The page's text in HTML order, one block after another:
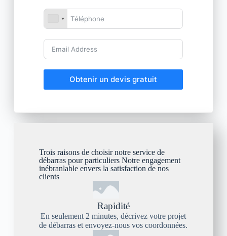
Obtenir un devis gratuit
Trois raisons de choisir notre service de
débarras pour particuliers Notre engagement
inébranlable envers la satisfaction de nos
clients
Rapidité
En seulement 2 minutes, décrivez votre projet
de débarras et envoyez-nous vos coordonnées.